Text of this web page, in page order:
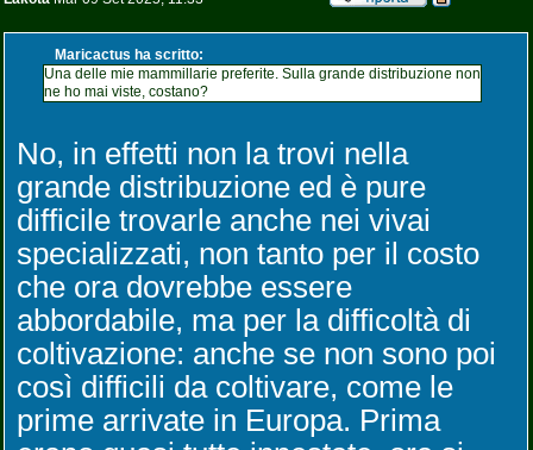
Maricactus ha scritto:
Una delle mie mammillarie preferite. Sulla grande distribuzione non
ne ho mai viste, costano?
No, in effetti non la trovi nella
grande distribuzione ed è pure
difficile trovarle anche nei vivai
specializzati, non tanto per il costo
che ora dovrebbe essere
abbordabile, ma per la difficoltà di
coltivazione: anche se non sono poi
così difficili da coltivare, come le
prime arrivate in Europa. Prima